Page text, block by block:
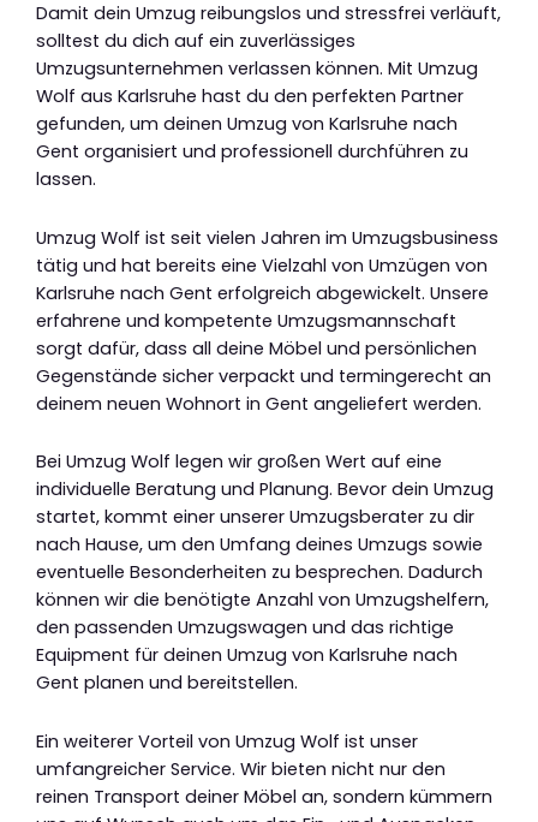
Damit dein Umzug reibungslos und stressfrei verläuft,
solltest du dich auf ein zuverlässiges
Umzugsunternehmen verlassen können. Mit Umzug
Wolf aus Karlsruhe hast du den perfekten Partner
gefunden, um deinen Umzug von Karlsruhe nach
Gent organisiert und professionell durchführen zu
lassen.
Umzug Wolf ist seit vielen Jahren im Umzugsbusiness
tätig und hat bereits eine Vielzahl von Umzügen von
Karlsruhe nach Gent erfolgreich abgewickelt. Unsere
erfahrene und kompetente Umzugsmannschaft
sorgt dafür, dass all deine Möbel und persönlichen
Gegenstände sicher verpackt und termingerecht an
deinem neuen Wohnort in Gent angeliefert werden.
Bei Umzug Wolf legen wir großen Wert auf eine
individuelle Beratung und Planung. Bevor dein Umzug
startet, kommt einer unserer Umzugsberater zu dir
nach Hause, um den Umfang deines Umzugs sowie
eventuelle Besonderheiten zu besprechen. Dadurch
können wir die benötigte Anzahl von Umzugshelfern,
den passenden Umzugswagen und das richtige
Equipment für deinen Umzug von Karlsruhe nach
Gent planen und bereitstellen.
Ein weiterer Vorteil von Umzug Wolf ist unser
umfangreicher Service. Wir bieten nicht nur den
reinen Transport deiner Möbel an, sondern kümmern